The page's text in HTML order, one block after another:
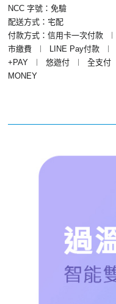
NCC 字號：免驗
配送方式：宅配
付款方式：信用卡一次付款
︱
市繳費
︱ LINE Pay付款 ︱
+PAY
︱ 悠遊付 ︱ 全支付
MONEY